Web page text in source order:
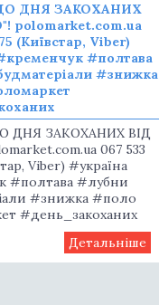
ДНЯ ЗАКОХАНИХ
polomarket.com.ua
(Київстар, Viber)
#полтава
#знижка
ДНЯ ЗАКОХАНИХ ВІД
067 533
Viber) #україна
#полтава #лубни
#знижка #поло
#день_закоханих